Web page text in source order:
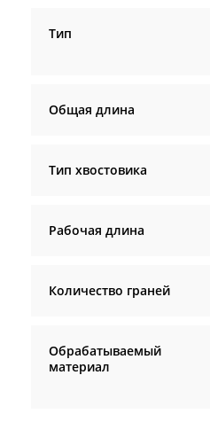
Тип
Общая длина
Тип хвостовика
Рабочая длина
Количество граней
Обрабатываемый
материал